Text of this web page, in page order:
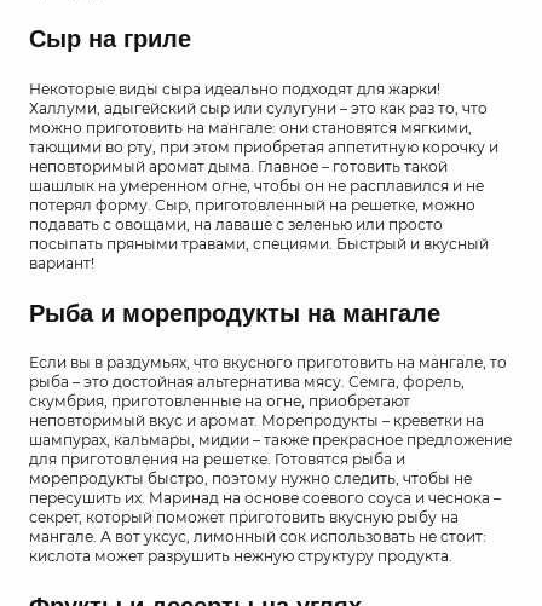
Сыр на гриле
Некоторые виды сыра идеально подходят для жарки!
Халлуми, адыгейский сыр или сулугуни – это как раз то, что
можно приготовить на мангале: они становятся мягкими,
тающими во рту, при этом приобретая аппетитную корочку и
неповторимый аромат дыма. Главное – готовить такой
шашлык на умеренном огне, чтобы он не расплавился и не
потерял форму. Сыр, приготовленный на решетке, можно
подавать с овощами, на лаваше с зеленью или просто
посыпать пряными травами, специями. Быстрый и вкусный
вариант!
Рыба и морепродукты на мангале
Если вы в раздумьях, что вкусного приготовить на мангале, то
рыба – это достойная альтернатива мясу. Семга, форель,
скумбрия, приготовленные на огне, приобретают
неповторимый вкус и аромат. Морепродукты – креветки на
шампурах, кальмары, мидии – также прекрасное предложение
для приготовления на решетке. Готовятся рыба и
морепродукты быстро, поэтому нужно следить, чтобы не
пересушить их. Маринад на основе соевого соуса и чеснока –
секрет, который поможет приготовить вкусную рыбу на
мангале. А вот уксус, лимонный сок использовать не стоит:
кислота может разрушить нежную структуру продукта.